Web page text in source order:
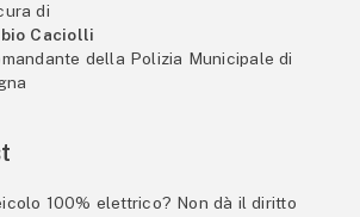
di
Caciolli
della Polizia Municipale di
100% elettrico? Non dà il diritto